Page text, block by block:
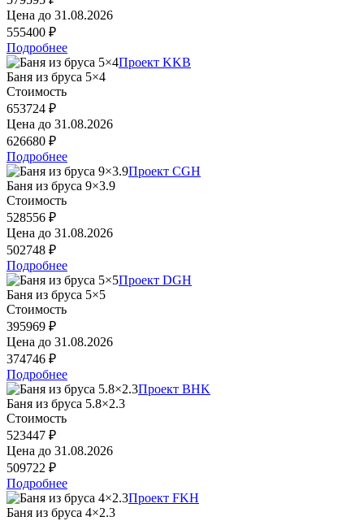
Цена до 31.08.2026
555400 ₽
Подробнее
Проект KKB
Баня из бруса 5×4
Стоимость
653724 ₽
Цена до 31.08.2026
626680 ₽
Подробнее
Проект CGH
Баня из бруса 9×3.9
Стоимость
528556 ₽
Цена до 31.08.2026
502748 ₽
Подробнее
Проект DGH
Баня из бруса 5×5
Стоимость
395969 ₽
Цена до 31.08.2026
374746 ₽
Подробнее
Проект BHK
Баня из бруса 5.8×2.3
Стоимость
523447 ₽
Цена до 31.08.2026
509722 ₽
Подробнее
Проект FKH
Баня из бруса 4×2.3